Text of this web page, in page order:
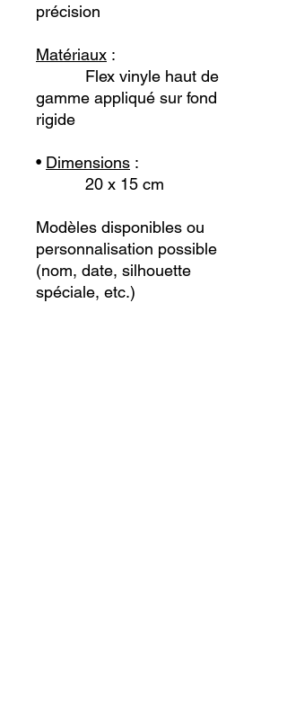
précision
Matériaux :
Flex vinyle haut de
gamme appliqué sur fond
rigide
• Dimensions :
20 x 15 cm
Modèles disponibles ou
personnalisation possible
(nom, date, silhouette
spéciale, etc.)